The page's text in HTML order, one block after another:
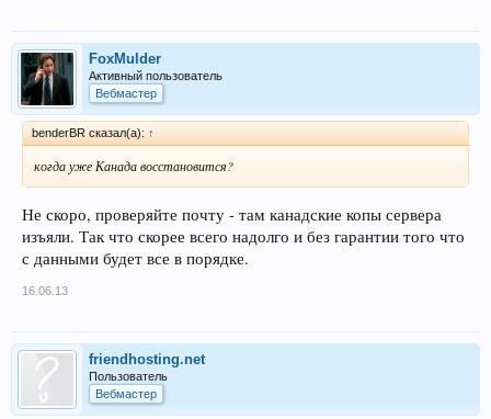
FoxMulder
Активный пользователь
Вебмастер
benderBR сказал(а): ↑
когда уже Канада восстановится?
Не скоро, проверяйте почту - там канадские копы сервера
изъяли. Так что скорее всего надолго и без гарантии того что
с данными будет все в порядке.
16.06.13
friendhosting.net
Пользователь
Вебмастер